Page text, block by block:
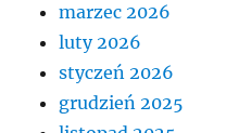
marzec 2026
luty 2026
styczeń 2026
grudzień 2025